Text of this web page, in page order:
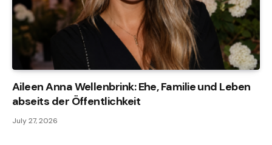
Aileen Anna Wellenbrink: Ehe, Familie und Leben
abseits der Öffentlichkeit
July 27, 2026